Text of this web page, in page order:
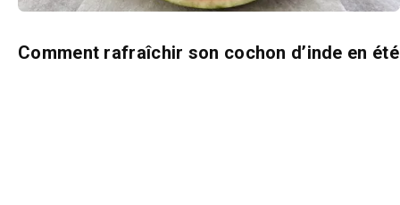
Comment rafraîchir son cochon d’inde en été